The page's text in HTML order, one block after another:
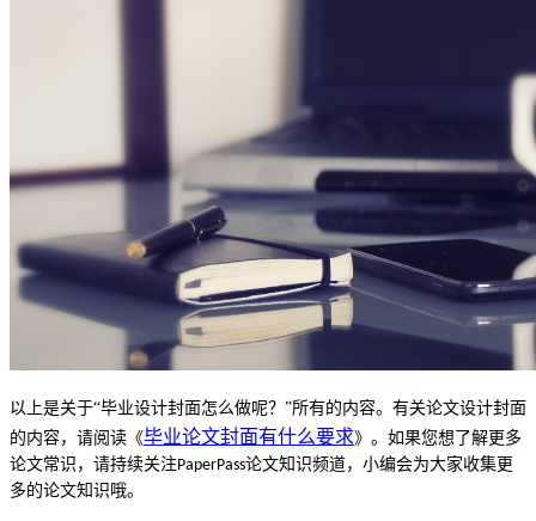
以上是关于“毕业设计封面怎么做呢？”所有的内容。有关论文设计封面
的内容，请阅读《毕业论文封面有什么要求》。如果您想了解更多
论文常识，请持续关注PaperPass论文知识频道，小编会为大家收集更
多的论文知识哦。